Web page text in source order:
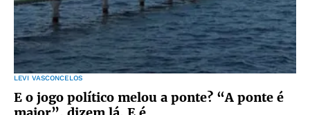
LEVI VASCONCELOS
E o jogo político melou a ponte? “A ponte é